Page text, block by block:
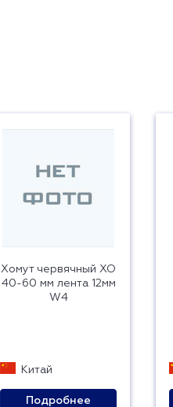
Хомут червячный ХО
40-60 мм лента 12мм
W4
Китай
Подробнее